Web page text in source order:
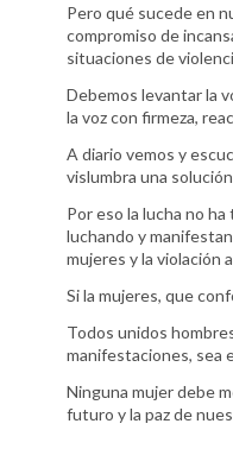
Pero qué sucede en
compromiso de
situaciones de
Debemos levantar la
la voz con firmeza,
A diario vemos y
vislumbra una
Por eso la lucha no
luchando y
mujeres y la violación
Si la mujeres, que
Todos unidos
manifestaciones, sea
Ninguna mujer debe
futuro y la paz de